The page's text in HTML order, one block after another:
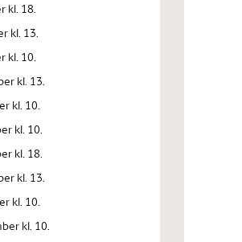
kl. 18.
kl. 13.
kl. 10.
kl. 13.
kl. 10.
kl. 10.
kl. 18.
kl. 13.
kl. 10.
kl. 10.